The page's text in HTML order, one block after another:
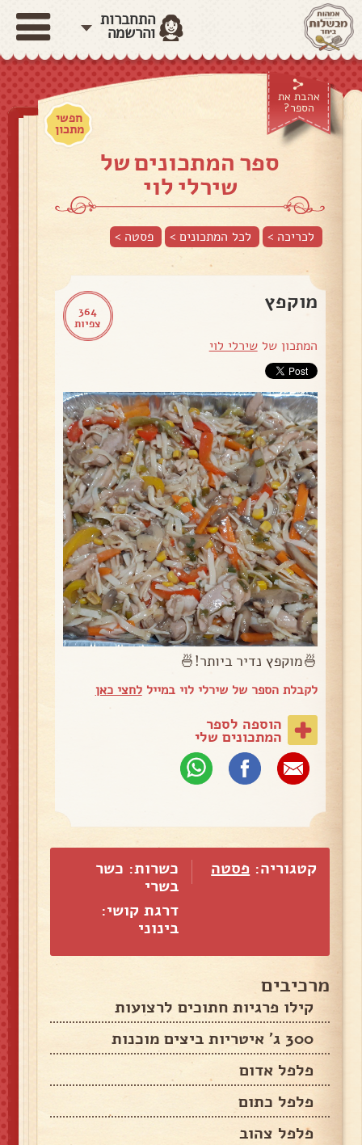
התחברות
והרשמה
אהבת את
הספר?
חפשי
מתכון
ספר המתכונים של
שירלי לוי
לכריכה > לכל המתכונים > פסטה >
364
צפיות
מוקפץ
המתכון שלשירלי לוי
🍜מוקפץ נדיר ביותר!🍜
לקבלת הספר של שירלי לוי במייללחצי כאן
הוספה לספר
המתכונים שלי
קטגוריה: פסטה
כשרות: כשר
בשרי
דרגת קושי:
בינוני
מרכיבים
קילו פרגיות חתוכים לרצועות
300 ג' איטריות ביצים מוכנות
פלפל אדום
פלפל כתום
פלפל צהוב